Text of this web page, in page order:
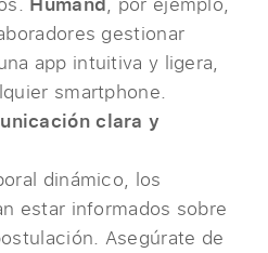
gestionar
app intuitiva y ligera,
smartphone.
clara y
dinámico, los
estar informados sobre
Asegúrate de